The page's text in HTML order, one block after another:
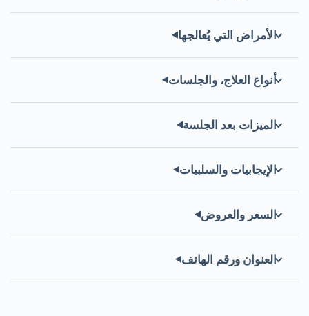
الأمراض التي يُعالجها
أنواع العلاج، والجلسات
الميزات بعد الجلسة
الإيجابيات والسلبيات
السعر والعروض
العنوان ورقم الهاتف